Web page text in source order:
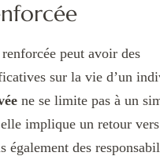
peut avoir des
sur la vie d’un
ne se limite pas à un
implique un retour
également des